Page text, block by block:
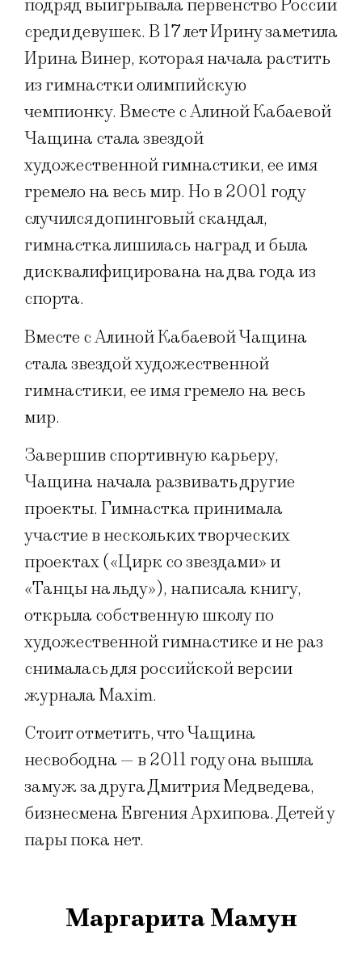
подряд выигрывала первенство России
среди девушек. В 17 лет Ирину заметила
Ирина Винер, которая начала растить
из гимнастки олимпийскую
чемпионку. Вместе с Алиной Кабаевой
Чащина стала звездой
художественной гимнастики, ее имя
гремело на весь мир. Но в 2001 году
случился допинговый скандал,
гимнастка лишилась наград и была
дисквалифицирована на два года из
спорта.
Вместе с Алиной Кабаевой Чащина
стала звездой художественной
гимнастики, ее имя гремело на весь
мир.
Завершив спортивную карьеру,
Чащина начала развивать другие
проекты. Гимнастка принимала
участие в нескольких творческих
проектах («Цирк со звездами» и
«Танцы на льду»), написала книгу,
открыла собственную школу по
художественной гимнастике и не раз
снималась для российской версии
журнала Maxim.
Стоит отметить, что Чащина
несвободна — в 2011 году она вышла
замуж за друга Дмитрия Медведева,
бизнесмена Евгения Архипова. Детей у
пары пока нет.
Маргарита Мамун